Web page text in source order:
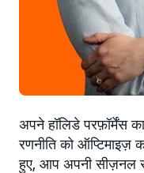
अपने हॉलिडे परफ़ॉर्मेंस
रणनीति को ऑप्टिमाइज़
हुए, आप अपनी सीज़नल